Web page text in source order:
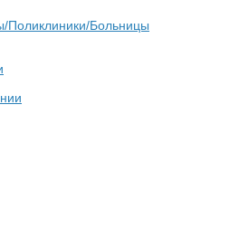
Поликлиники/Больницы